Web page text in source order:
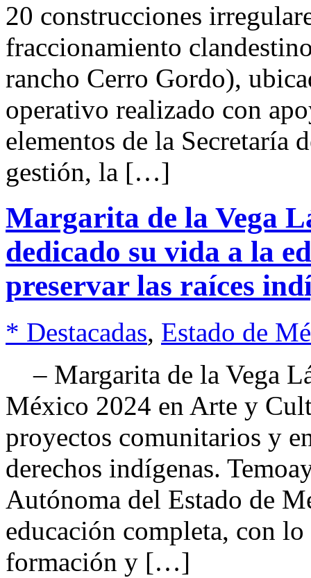
20 construcciones
fraccionamiento
rancho Cerro Gordo),
operativo realizado con
elementos de la Secretaría
gestión, la […]
Margarita de la Vega
dedicado su vida a la
preservar las raíces
* Destacadas, Estado de
– Margarita de la Vega
México 2024 en Arte y
proyectos comunitarios y
derechos indígenas.
Autónoma del Estado de
educación completa, con
formación y […]